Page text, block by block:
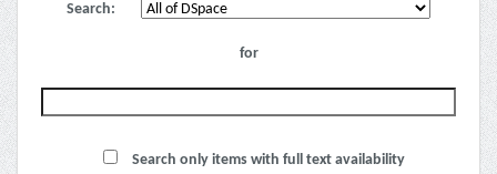
Search:
for
Search only items with full text availability